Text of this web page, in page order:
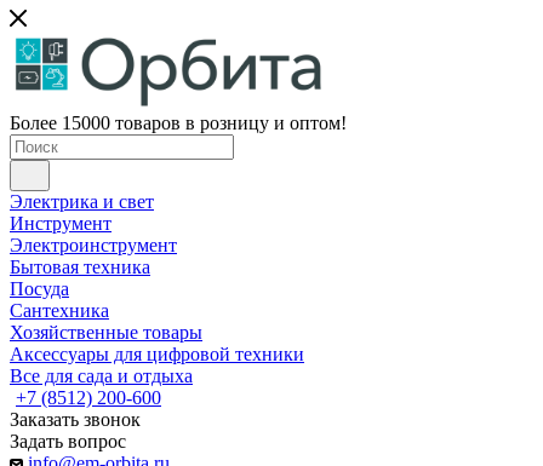
Более 15000 товаров в розницу и оптом!
Электрика и свет
Инструмент
Электроинструмент
Бытовая техника
Посуда
Сантехника
Хозяйственные товары
Аксессуары для цифровой техники
Все для сада и отдыха
+7 (8512) 200-600
Заказать звонок
Задать вопрос